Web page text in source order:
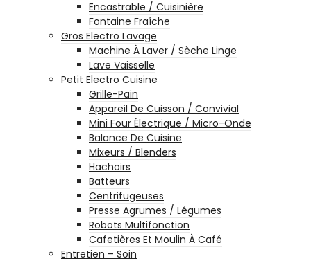
Encastrable / Cuisinière
Fontaine Fraîche
Gros Electro Lavage
Machine À Laver / Sèche Linge
Lave Vaisselle
Petit Electro Cuisine
Grille-Pain
Appareil De Cuisson / Convivial
Mini Four Électrique / Micro-Onde
Balance De Cuisine
Mixeurs / Blenders
Hachoirs
Batteurs
Centrifugeuses
Presse Agrumes / Légumes
Robots Multifonction
Cafetières Et Moulin À Café
Entretien – Soin